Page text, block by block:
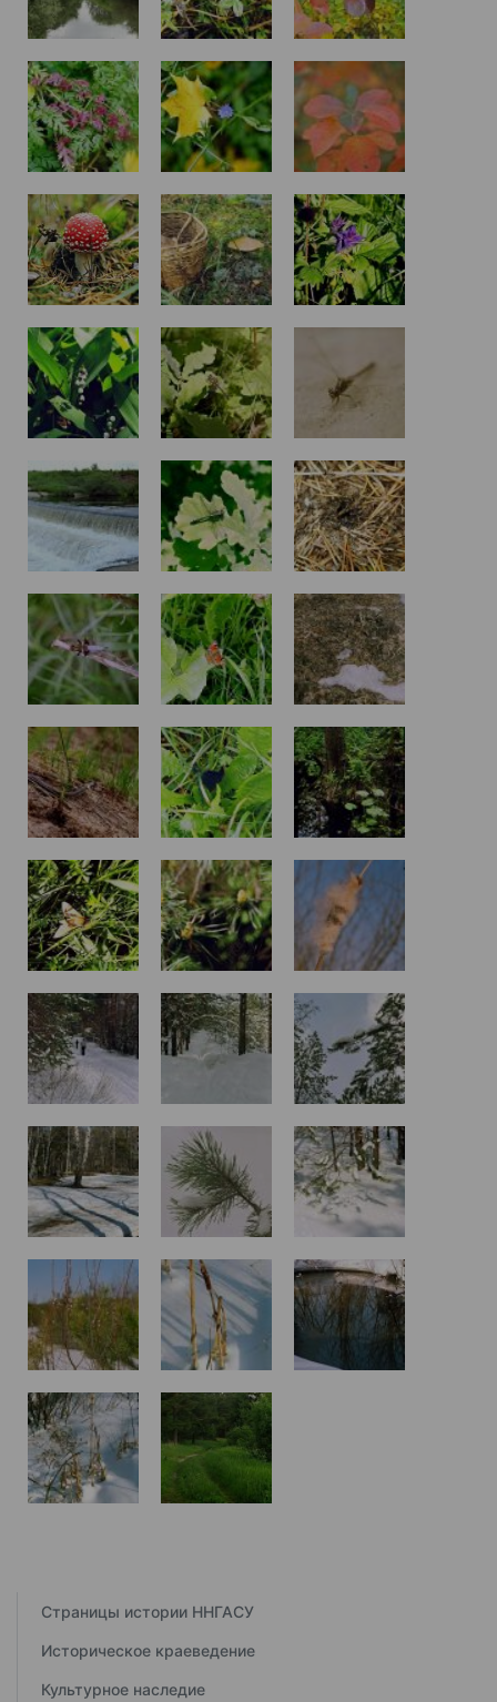
Страницы истории ННГАСУ
Историческое краеведение
Культурное наследие